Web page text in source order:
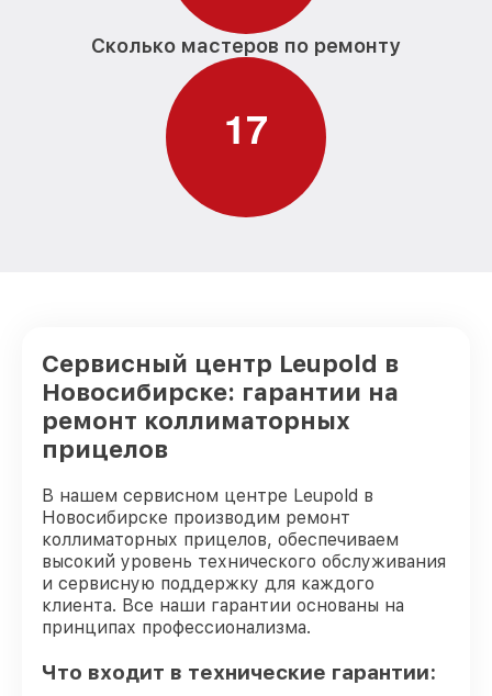
Сколько мастеров по ремонту
17
Сервисный центр Leupold в
Новосибирске: гарантии на
ремонт коллиматорных
прицелов
В нашем сервисном центре Leupold в
Новосибирске производим ремонт
коллиматорных прицелов, обеспечиваем
высокий уровень технического обслуживания
и сервисную поддержку для каждого
клиента. Все наши гарантии основаны на
принципах профессионализма.
Что входит в технические гарантии: